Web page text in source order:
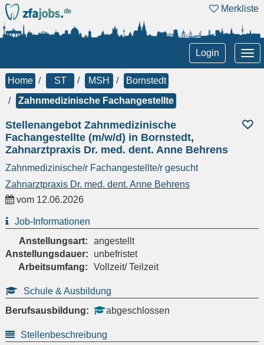
Merkliste
Login
Home ST MSH
Bornstedt
Zahnmedizinische Fachangestellte
Stellenangebot Zahnmedizinische
Fachangestellte (m/w/d) in Bornstedt,
Zahnarztpraxis Dr. med. dent. Anne Behrens
Zahnmedizinische/r Fachangestellte/r gesucht
Zahnarztpraxis Dr. med. dent. Anne Behrens
vom 12.06.2026
Job-Informationen
Anstellungsart:
angestellt
Anstellungsdauer:
unbefristet
Arbeitsumfang:
Vollzeit/ Teilzeit
Schule & Ausbildung
Berufsausbildung:
abgeschlossen
Stellenbeschreibung